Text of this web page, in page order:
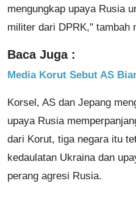
mengungkap upaya Rusia
militer dari DPRK," tambah
Baca Juga :
Media Korut Sebut AS
Korsel, AS dan Jepang
upaya Rusia
dari Korut, tiga negara itu
kedaulatan Ukraina dan
perang agresi Rusia.